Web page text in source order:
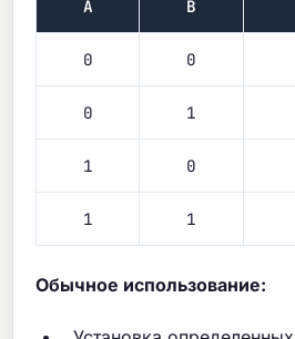
A B
0 0
0 1
1 0
1 1
Обычное использование: